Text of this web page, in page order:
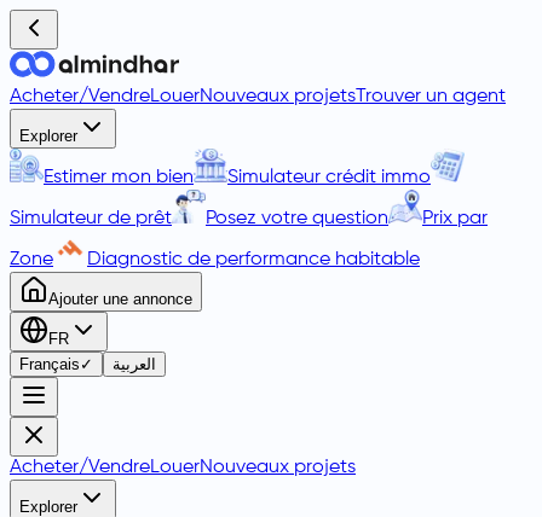
Acheter/VendreLouerNouveaux projets Trouver un agent
Explorer
Estimer mon bien Simulateur crédit immo
Simulateur de prêt Posez votre question Prix par
Zone Diagnostic de performance habitable
Ajouter une annonce
FR
Français ✓ العربية
Acheter/VendreLouerNouveaux projets
Explorer